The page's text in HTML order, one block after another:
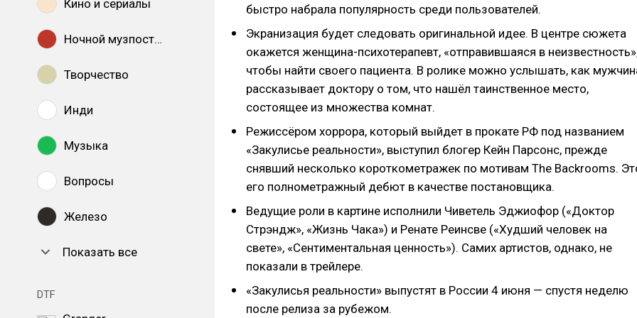
Кино и сериалы
Ночной музпостинг
Творчество
Инди
Музыка
Вопросы
Железо
Показать все
DTF
быстро набрала популярность среди пользователей.
Экранизация будет следовать оригинальной идее. В центре сюжета
окажется женщина-психотерапевт, «отправившаяся в
чтобы найти своего пациента. В ролике можно услышать, как
рассказывает доктору о том, что нашёл таинственное место,
состоящее из множества комнат.
Режиссёром хоррора, который выйдет в прокате РФ под названием
«Закулисье реальности», выступил блогер Кейн Парсонс, прежде
снявший несколько короткометражек по мотивам The Backrooms.
его полнометражный дебют в качестве постановщика.
Ведущие роли в картине исполнили Чиветель Эджиофор («Доктор
Стрэндж», «Жизнь Чака») и Ренате Реинсве («Худший человек на
свете», «Сентиментальная ценность»). Самих артистов, однако, не
показали в трейлере.
«Закулисья реальности» выпустят в России 4 июня — спустя неделю
после релиза за рубежом.